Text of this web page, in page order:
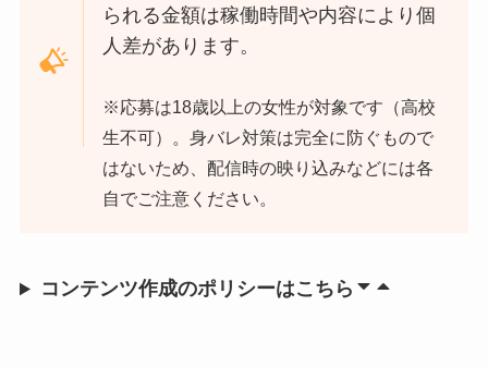
られる金額は稼働時間や内容により個
人差があります。
※応募は18歳以上の女性が対象です（高校
生不可）。身バレ対策は完全に防ぐもので
はないため、配信時の映り込みなどには各
自でご注意ください。
コンテンツ作成のポリシーはこちら